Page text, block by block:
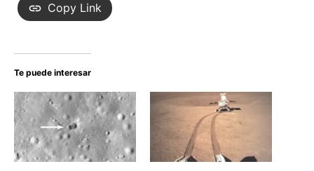
Copy Link
Te puede interesar